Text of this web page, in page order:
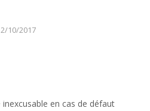
10/2017
en cas de défaut